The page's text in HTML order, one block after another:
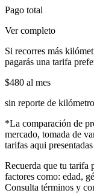
Pago total
Ver completo
Si recorres más
pagarás una tarifa
$480 al mes
sin reporte de
*La comparación de
mercado, tomada de
tarifas aqui
Recuerda que tu tarifa
factores como: edad,
Consulta términos y